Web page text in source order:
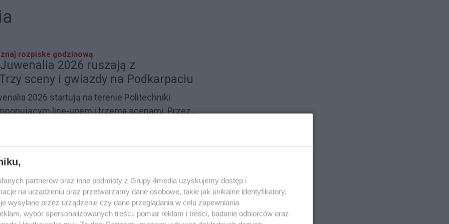
rozpiske godzinową
2026 ruszają z
sceny i gwiazdy na Podkarpaciu
2026 startują na terenie Politechniki
line-upem i trzema scenami. Przez
tysiące uczestników z całego kraju.
- w piątek utrudniania w
w Rzeszowie odbędzie się inauguracja
partnerów oraz inne podmioty z Grupy 4media uzyskujemy dostęp i
na urządzeniu oraz przetwarzamy dane osobowe, takie jak unikalne identyfikatory,
wysyłane przez urządzenie czy dane przeglądania w celu zapewniania
wybór spersonalizowanych treści, pomiar reklam i treści, badanie odbiorców oraz